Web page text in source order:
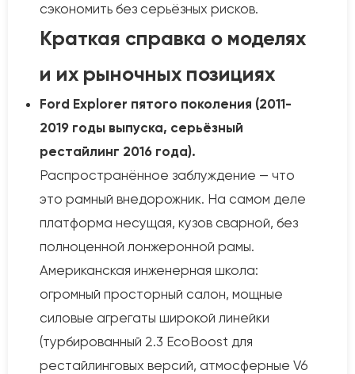
сэкономить без серьёзных рисков.
Краткая справка о моделях
и их рыночных позициях
Ford Explorer пятого поколения (2011-
2019 годы выпуска, серьёзный
рестайлинг 2016 года).
Распространённое заблуждение — что
это рамный внедорожник. На самом деле
платформа несущая, кузов сварной, без
полноценной лонжеронной рамы.
Американская инженерная школа:
огромный просторный салон, мощные
силовые агрегаты широкой линейки
(турбированный 2.3 EcoBoost для
рестайлинговых версий, атмосферные V6